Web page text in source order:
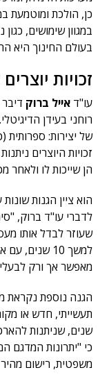
כן, הולכת ומוטמעת
במגוון שימושים,
בעולם החינוך היא
זכויות
עו"ד אייל ברוק
רוחני בעידן
של יצירות: ספרותית
הן שייכות לו ולאחר
הוא ציין הגנות
לדברי עו"ד ברוק,
שעוזר לבדל אותו
למשך 10
מאפשר אך ורק
הגנה נוספת נקראת
תעשייתי, חדש או
כי "יתרונות המדגם
משפטית, רישום מהיר